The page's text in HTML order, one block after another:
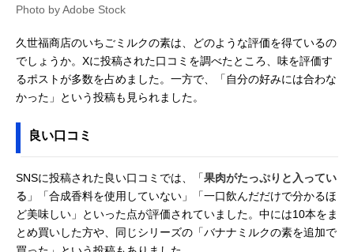
Photo by Adobe Stock
久世福商店のいちごミルクの素は、どのような評価を得ているの
でしょうか。Xに投稿された口コミを調べたところ、味を評価す
るポストが多数を占めました。一方で、「自分の好みには合わな
かった」という投稿も見られました。
良い口コミ
SNSに投稿された良い口コミでは、「果肉がたっぷりと入ってい
る 」「合成香料を使用していない」「一口飲んだだけで分かるほ
ど美味しい」といった点が評価されていました。中には10本をま
とめ買いした方や、同じシリーズの「バナナミルクの素を追加で